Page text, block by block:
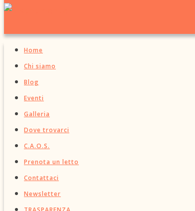
Home
Chi siamo
Blog
Eventi
Galleria
Dove trovarci
C.A.O.S.
Prenota un letto
Contattaci
Newsletter